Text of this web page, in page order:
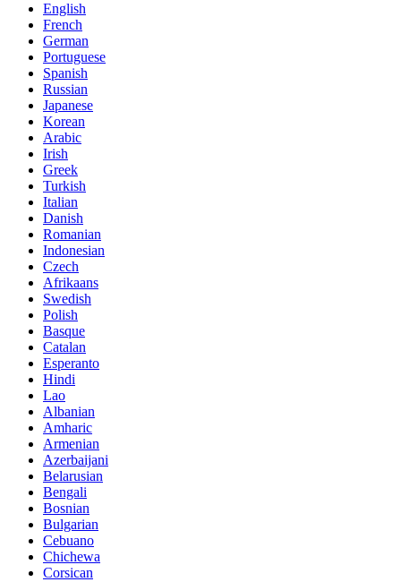
English
French
German
Portuguese
Spanish
Russian
Japanese
Korean
Arabic
Irish
Greek
Turkish
Italian
Danish
Romanian
Indonesian
Czech
Afrikaans
Swedish
Polish
Basque
Catalan
Esperanto
Hindi
Lao
Albanian
Amharic
Armenian
Azerbaijani
Belarusian
Bengali
Bosnian
Bulgarian
Cebuano
Chichewa
Corsican